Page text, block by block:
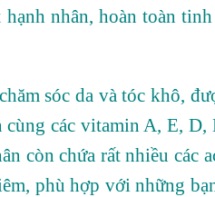
nhân, hoàn toàn
sóc da và tóc khô,
các vitamin A, E,
còn chứa rất nhiều các
phù hợp với những